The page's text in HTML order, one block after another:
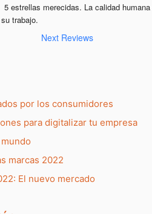
5 estrellas merecidas. La calidad
trabajo.
Next Reviews
por los consumidores
para digitalizar tu empresa
marcas 2022
El nuevo mercado